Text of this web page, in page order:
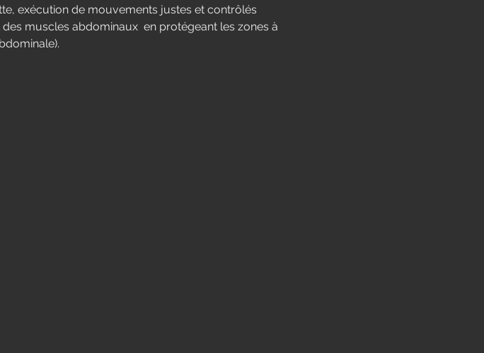
exécution de mouvements justes et contrôlés
muscles abdominaux  en protégeant les zones à